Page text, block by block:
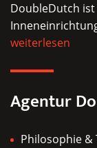
DoubleDutch
weiterlesen
Agentur
Philosophie &